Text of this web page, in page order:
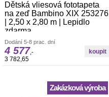
Dětská vliesová fototapeta
na zeď Bambino XIX 253276
| 2,50 x 2,80 m | Lepidlo
zdarma
Vliesová foto-tapeta Rasch. š.2,50 x v.2,80
m. Tapeta se lepí za sucha. Lepidlem se
natírá pouze zeď. Vliesové tapety na zeď
se vyznačují dobrou prodyšností,
mechanickou odolností a schopností
Dodání 5-8 prac. dní
4 577,-
3 782,65
Zakázková výroba